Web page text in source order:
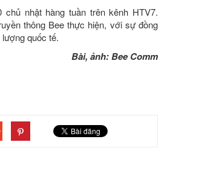
nhật hàng tuần trên kênh HTV7.
thông Bee thực hiện, với sự đồng
quốc tế.
Bài, ảnh: Bee Comm